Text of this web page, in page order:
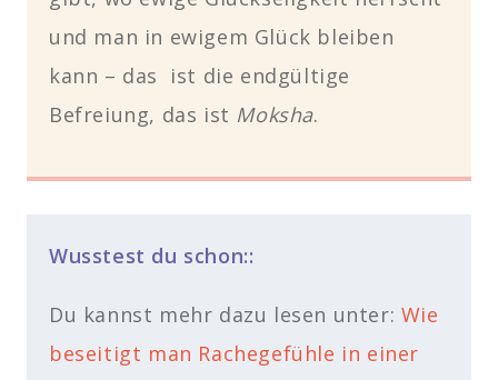
und man in ewigem Glück bleiben
kann – das ist die endgültige
Befreiung, das ist Moksha.
Wusstest du schon::
Du kannst mehr dazu lesen unter: Wie
beseitigt man Rachegefühle in einer